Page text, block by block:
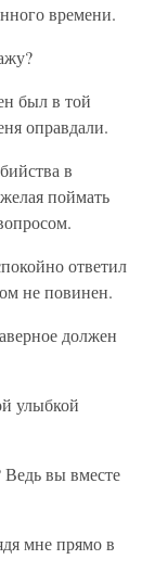
времени.
был в той
оправдали.
в
поймать
ответил
не повинен.
должен
улыбкой
вы вместе
мне прямо в